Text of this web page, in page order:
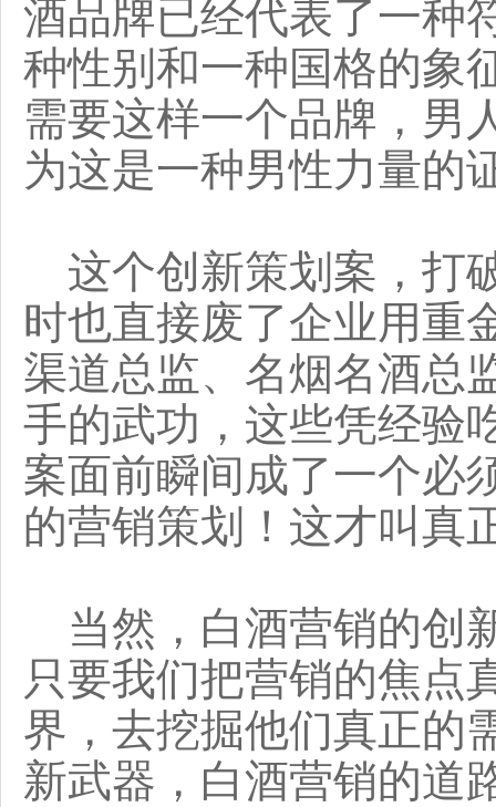
酒品牌已经代表了一种
种性别和一种国格的象
需要这样一个品牌，男
为这是一种男性力量的
这个创新策划案，打
时也直接废了企业用重
渠道总监、名烟名酒总
手的武功，这些凭经验
案面前瞬间成了一个必
的营销策划！这才叫真
当然，白酒营销的创
只要我们把营销的焦点
界，去挖掘他们真正的
新武器，白酒营销的道